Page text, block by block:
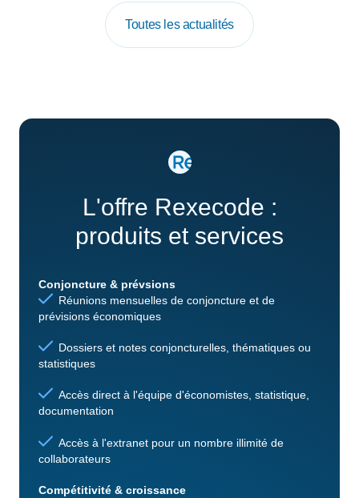
Toutes les actualités
L'offre Rexecode :
produits et services
Conjoncture & prévsions
Réunions mensuelles de conjoncture et de
prévisions économiques
Dossiers et notes conjoncturelles, thématiques ou
statistiques
Accès direct à l'équipe d'économistes, statistique,
documentation
Accès à l'extranet pour un nombre illimité de
collaborateurs
Compétitivité & croissance